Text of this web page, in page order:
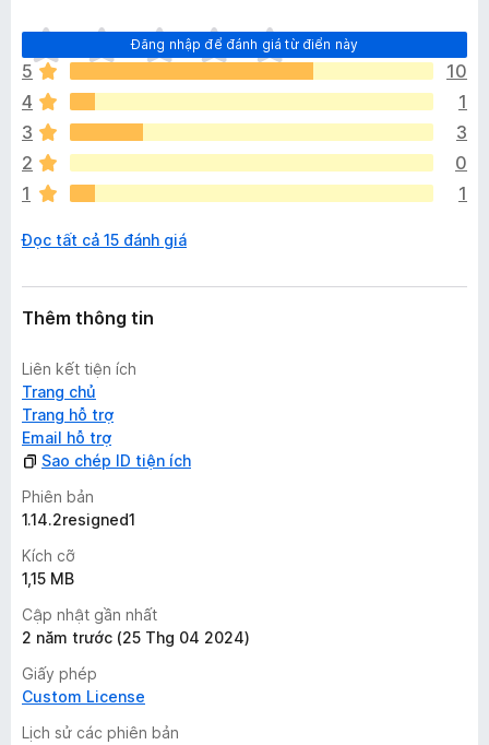
Đăng nhập để đánh giá từ điển này
C
h
ư
a
c
ó
x
ế
h
n
g
à
o
5
10
4
1
3
3
2
0
1
1
Đọc tất cả 15 đánh giá
Thêm thông tin
Liên kết tiện ích
Trang chủ
Trang hỗ trợ
Email hỗ trợ
Sao chép ID tiện ích
Phiên bản
1.14.2resigned1
Kích cỡ
1,15 MB
Cập nhật gần nhất
2 năm trước (25 Thg 04 2024)
Giấy phép
Custom License
Lịch sử các phiên bản